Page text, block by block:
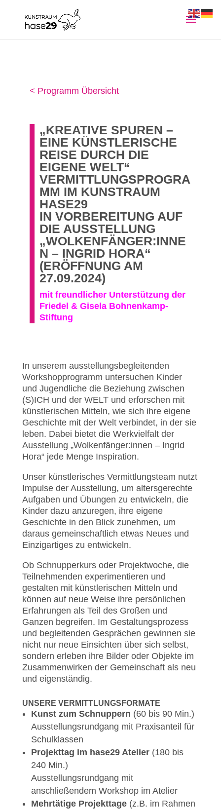
< Programm Übersicht
„KREATIVE SPUREN –
EINE KÜNSTLERISCHE
REISE DURCH DIE
EIGENE WELT“
VERMITTLUNGSPROGRA
MM IM KUNSTRAUM
HASE29
IN VORBEREITUNG AUF
DIE AUSSTELLUNG
„WOLKENFÄNGER:INNE
N – INGRID HORA“
(ERÖFFNUNG AM
27.09.2024)
mit freundlicher Unterstützung der
Friedel & Gisela Bohnenkamp-
Stiftung
In unserem ausstellungsbegleitenden
Workshopprogramm untersuchen Kinder
und Jugendliche die Beziehung zwischen
(S)ICH und der WELT und erforschen mit
künstlerischen Mitteln, wie sich ihre eigene
Geschichte mit der Welt verbindet, in der sie
leben. Dabei bietet die Werkvielfalt der
Ausstellung „Wolkenfänger:innen – Ingrid
Hora“ jede Menge Inspiration.
Unser künstlerisches Vermittlungsteam nutzt
Impulse der Ausstellung, um altersgerechte
Aufgaben und Übungen zu entwickeln, die
Kinder dazu anzuregen, ihre eigene
Geschichte in den Blick zunehmen, um
daraus gemeinschaftlich etwas Neues und
Einzigartiges zu entwickeln.
Ob Schnupperkurs oder Projektwoche, die
Teilnehmenden experimentieren und
gestalten mit künstlerischen Mitteln und
können auf neue Weise ihre persönlichen
Erfahrungen als Teil des Großen und
Ganzen begreifen. Im Gestaltungsprozess
und begleitenden Gesprächen gewinnen sie
nicht nur neue Einsichten über sich selbst,
sondern erleben ihre Bilder oder Objekte im
Zusammenwirken der Gemeinschaft als neu
und eigenständig.
UNSERE VERMITTLUNGSFORMATE
Kunst zum Schnuppern (60 bis 90 Min.)
Ausstellungsrundgang mit Praxisanteil für
Schulklassen
Projekttag im hase29 Atelier(180 bis
240 Min.)
Ausstellungsrundgang mit
anschließendem Workshop im Atelier
Mehrtätige Projekttage(z.B. im Rahmen